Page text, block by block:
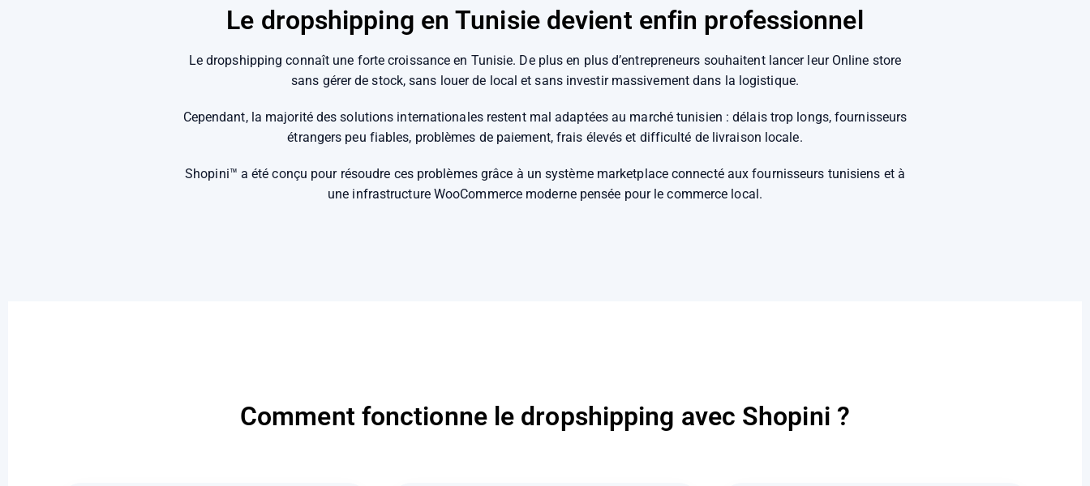
Le dropshipping en Tunisie devient enfin professionnel
Le dropshipping connaît une forte croissance en Tunisie. De plus en plus d’entrepreneurs souhaitent lancer leur Online store
sans gérer de stock, sans louer de local et sans investir massivement dans la logistique.
Cependant, la majorité des solutions internationales restent mal adaptées au marché tunisien : délais trop longs, fournisseurs
étrangers peu fiables, problèmes de paiement, frais élevés et difficulté de livraison locale.
Shopini™ a été conçu pour résoudre ces problèmes grâce à un système marketplace connecté aux fournisseurs tunisiens et à
une infrastructure WooCommerce moderne pensée pour le commerce local.
Comment fonctionne le dropshipping avec Shopini ?